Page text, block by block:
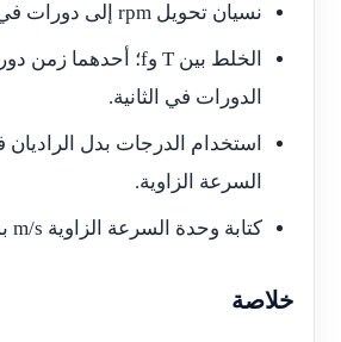
نسيان تحويل rpm إلى دورات في الثانية.
الخلط بين Tوf؛ أحدهما زمن
الدورات في الثانية.
استخدام الدرجات بدل الراديان
السرعة الزاوية.
كتابة وحدة السرعة الزاوية m/s بدل rad/s.
خلاصة